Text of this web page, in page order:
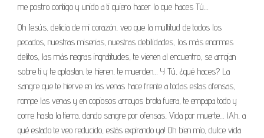
me postro contigo y unido a ti quiero hacer lo que haces Tú…
Oh Jesús, delicia de mi corazón, veo que la multitud de todos los
pecados, nuestras miserias, nuestras debilidades, los más enormes
delitos, las más negras ingratitudes, te vienen al encuentro, se arrojan
sobre ti y te aplastan, te hieren, te muerden… Y Tú, ¿qué haces? La
sangre que te hierve en las venas hace frente a todas estas ofensas,
rompe las venas y en copiosos arroyos brota fuera, te empapa todo y
corre hasta la tierra, dando sangre por ofensas, Vida por muerte… ¡Ah, a
qué estado te veo reducido, estás expirando ya! Oh bien mío, dulce vida